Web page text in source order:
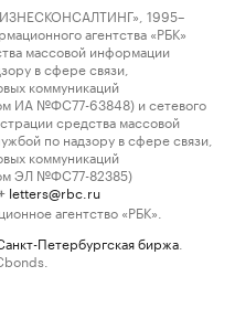
1995–
агентства «РБК»
массовой информации
в сфере связи,
коммуникаций
ИА №ФС77-63848) и сетевого
средства массовой
по надзору в сфере связи,
коммуникаций
ЭЛ №ФС77-82385)
letters@rbc.ru
агентство «РБК».
Петербургская биржа